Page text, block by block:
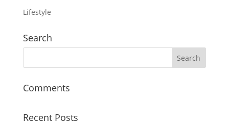
Lifestyle
Search
Comments
Recent Posts